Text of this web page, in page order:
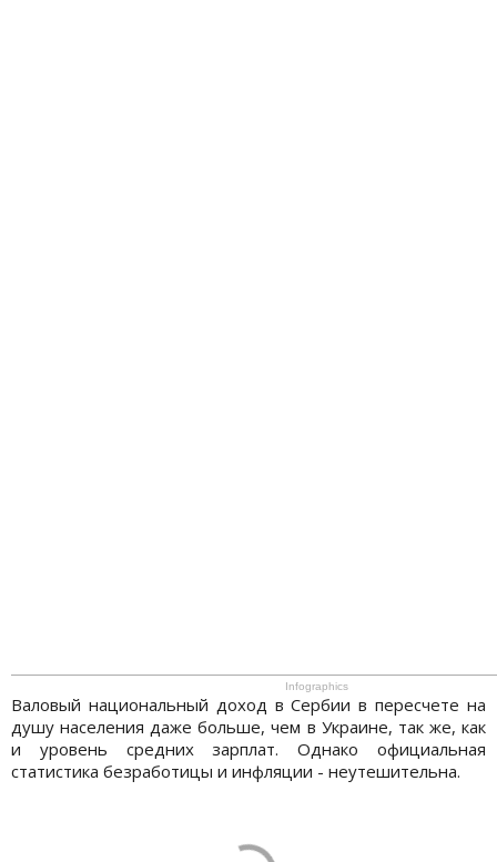
Infographics
Валовый национальный доход в Сербии в пересчете на
душу населения даже больше, чем в Украине, так же, как
и уровень средних зарплат. Однако официальная
статистика безработицы и инфляции - неутешительна.